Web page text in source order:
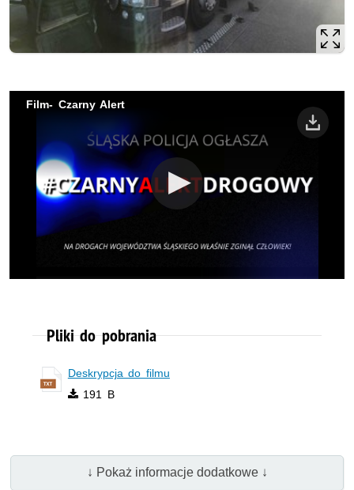
Film- Czarny Alert
Pliki do pobrania
Deskrypcja do filmu
191 B
↓ Pokaż informacje dodatkowe ↓